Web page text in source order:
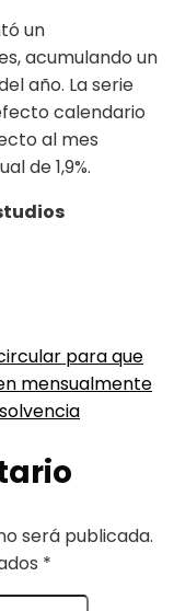
un
acumulando un
año. La serie
calendario
al mes
de 1,9%.
para que
mensualmente
será publicada.
*